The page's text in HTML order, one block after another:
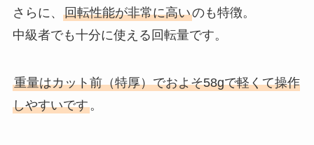
さらに、 回転性能が非常に高いのも特徴。
中級者でも十分に使える回転量です。
重量はカット前（特厚）でおよそ58gで軽くて操作
しやすいです。